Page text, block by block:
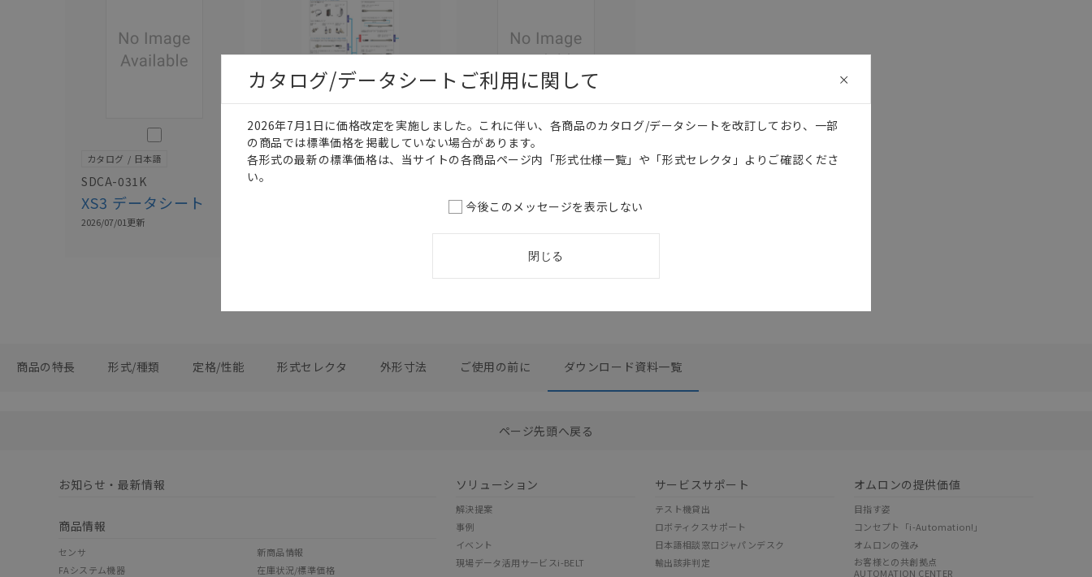
このカタログを選択
カタログ 日本語
SDCA-031K
XS3 データシート
2026/07/01更新
このカタログを選択
カタログ 日本語
このカタログを選択
カタログ 日本語
M12/M8 丸型コネク
タ カタログ
2026/08/03更新
0 選択したファイルを一括ダウンロード
商品の特長 形式/種類 定格/性能 形式セレクタ 外形寸法 ご使用の前に ダウンロード資料一覧
ページ先頭へ戻る
お知らせ・最新情報
商品情報
センサ
FAシステム機器
新商品情報
在庫状況/標準価格
ソリューション
解決提案
事例
イベント
現場データ活用サービスi-BELT
サービスサポート
テスト機貸出
ロボティクスサポート
日本語相談窓口ジャパンデスク
輸出該非判定
オムロンの提供価値
目指す姿
コンセプト「i-Automation!」
オムロンの強み
お客様との共創拠点
AUTOMATION CENTER
カタログ/データシートご利用に関して
2026年7月1日に価格改定を実施しました。これに伴い、各商品のカタログ/データシートを改訂しており、一部
の商品では標準価格を掲載していない場合があります。
各形式の最新の標準価格は、当サイトの各商品ページ内「形式仕様一覧」や「形式セレクタ」よりご確認くださ
い。
今後このメッセージを表示しない
閉じる